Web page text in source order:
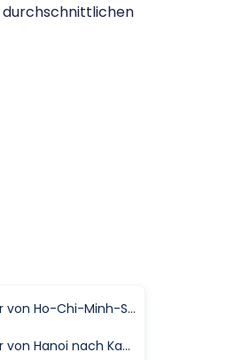
durchschnittlichen
Flugdauer von Ho-Chi-Minh-Stadt nach Kaohsiung
Flugdauer von Hanoi nach Kaohsiung